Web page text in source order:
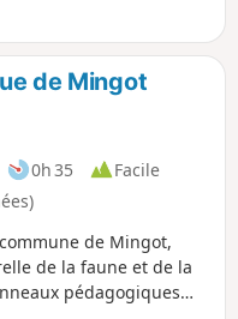
de Mingot
0h 35
Facile
de Mingot,
de la faune et de la
pédagogiques